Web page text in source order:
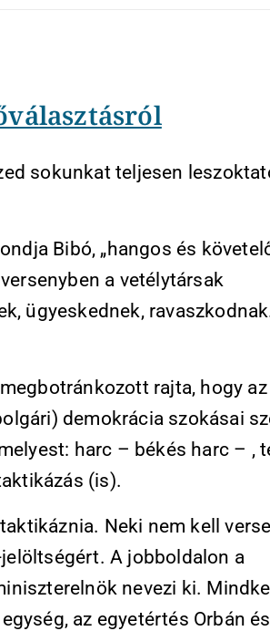
sokunkat teljesen
Bibó, „hangos és
a vetélytársak
ügyeskednek,
rajta, hogy az
demokrácia szokásai
harc – békés harc – ,
(is).
Neki nem kell
A jobboldalon a
nevezi ki.
az egyetértés Orbán